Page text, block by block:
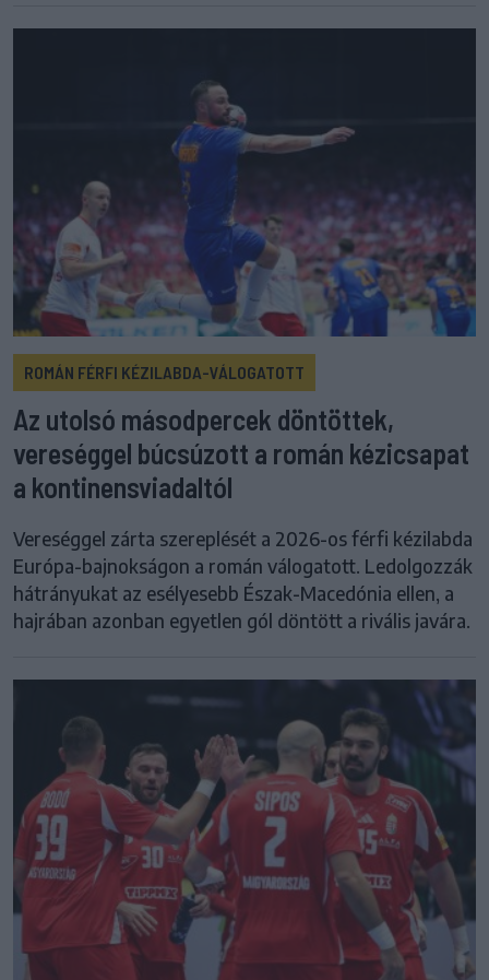
ROMÁN FÉRFI KÉZILABDA-VÁLOGATOTT
Az utolsó másodpercek döntöttek,
vereséggel búcsúzott a román kézicsapat
a kontinensviadaltól
Vereséggel zárta szereplését a 2026-os férfi kézilabda
Európa-bajnokságon a román válogatott. Ledolgozzák
hátrányukat az esélyesebb Észak-Macedónia ellen, a
hajrában azonban egyetlen gól döntött a rivális javára.